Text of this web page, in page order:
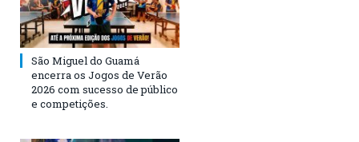
São Miguel do Guamá
encerra os Jogos de Verão
2026 com sucesso de público
e competições.